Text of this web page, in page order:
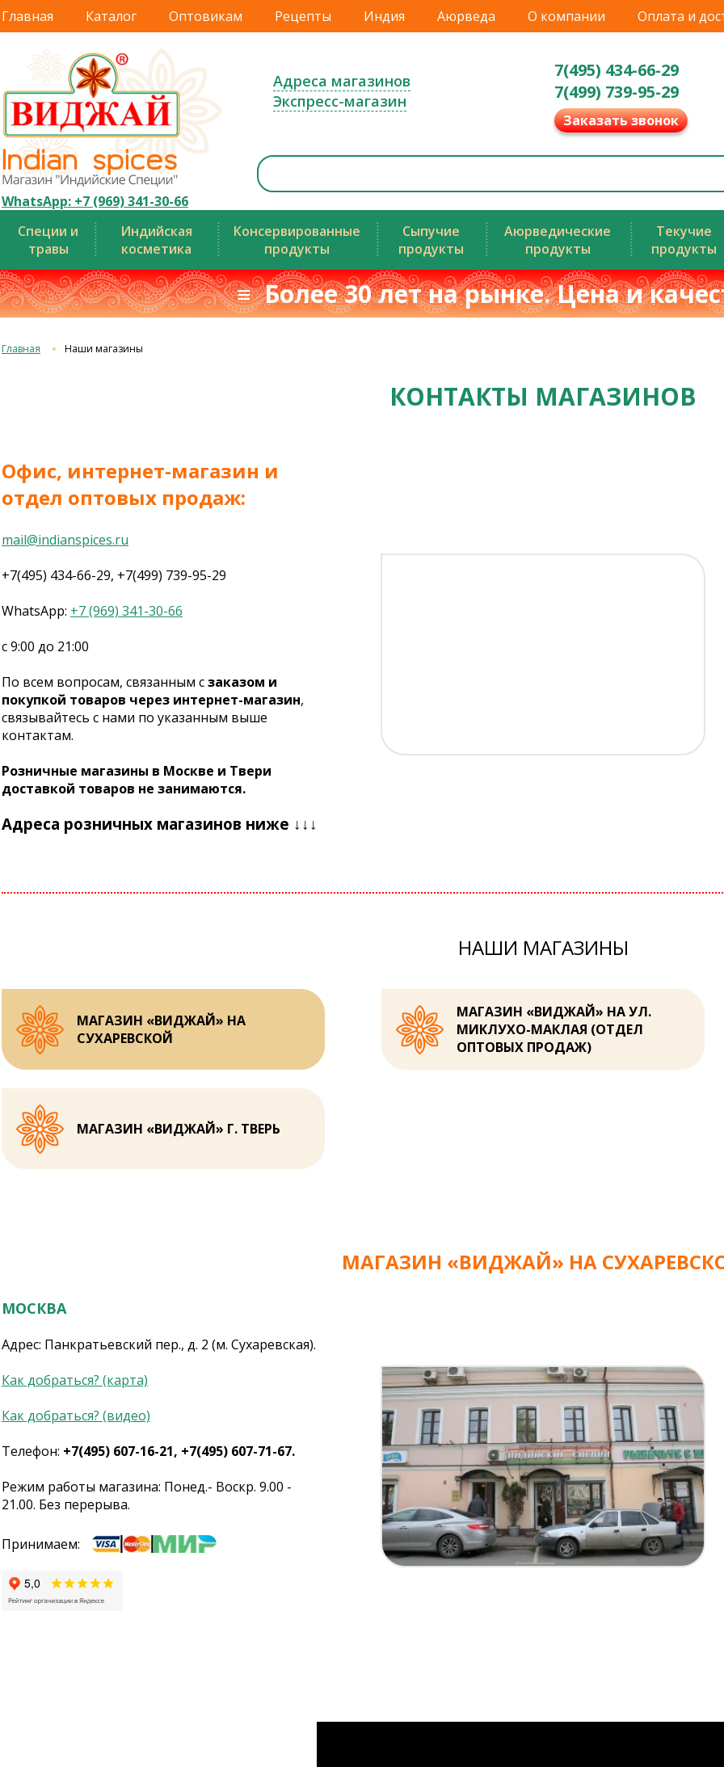
Главная Каталог Оптовикам Рецепты Индия Аюрведа О компании Оплата и
WhatsApp: +7 (969) 341-30-66
Адреса магазинов
Экспресс-магазин
7(495) 434-66-29
7(499) 739-95-29
Заказать звонок
Специи и
травы
Индийская
косметика
Консервированные
продукты
Сыпучие
продукты
Аюрведические
продукты
Текучие
продукты
≡ Более 30 лет на рынке. Цена и
Главная Наши магазины
КОНТАКТЫ МАГАЗИНОВ
Офис, интернет-магазин и
отдел оптовых продаж:
mail@indianspices.ru
+7(495) 434-66-29, +7(499) 739-95-29
WhatsApp: +7 (969) 341-30-66
с 9:00 до 21:00
По всем вопросам, связанным сзаказом и
покупкой товаров через интернет-магазин,
связывайтесь с нами по указанным выше
контактам.
Розничные магазины в Москве и Твери
доставкой товаров не занимаются.
Адреса розничных магазинов ниже ↓↓↓
НАШИ МАГАЗИНЫ
МАГАЗИН «ВИДЖАЙ» НА
СУХАРЕВСКОЙ
МАГАЗИН «ВИДЖАЙ» НА УЛ.
МИКЛУХО-МАКЛАЯ (ОТДЕЛ
ОПТОВЫХ ПРОДАЖ)
МАГАЗИН «ВИДЖАЙ» Г. ТВЕРЬ
МАГАЗИН «ВИДЖАЙ» НА
МОСКВА
Адрес: Панкратьевский пер., д. 2 (м. Сухаревская).
Как добраться? (карта)
Как добраться? (видео)
Телефон: +7(495) 607-16-21, +7(495) 607-71-67.
Режим работы магазина: Понед.- Воскр. 9.00 -
21.00. Без перерыва.
Принимаем: